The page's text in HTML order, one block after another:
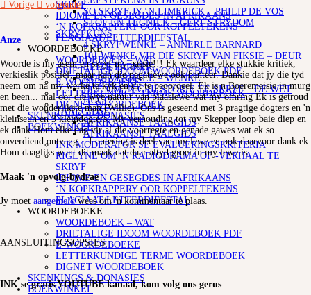
SKRYF
IDIOME EN GESEGDES IN AFRIKAANS
‘N KOPKRAPPERY OOR KOPPELTEKENS
PLAGIAAT/LETTERDIEFSTAL
WOORDEBOEKE
WOORDEBOEK – WAT
DRIETALIGE IDOOM WOORDEBOEK PDF
E-WOORDEBOEKE
LETTERKUNDIGE TERME WOORDEBOEK
DIGNET WOORDEBOEK
SKENKINGS & DONASIES
BOEKWINKEL
SO SKRYF JY ‘N LIMERICK – PHILIP DE VOS
STOF EN TEGNIEK – GERT STRYDOM
SKRYFKUNS
4 SKRYFWENKE – ANNERLE BARNARD
101 WENKE VIR DIE SKRYF VAN FIKSIE – DEUR
ELIZE PARKER
KORTVERHALE – WENKE
HOE OM ‘N GRILSTORIE TE SKRYF – DE WET
HUGO
TAALGIDSE
AFRIKAANSE TAALGIDS
AFRIKAANSE TAALGIDS
INK MODERATOR SE EVALUERINGSKRITERIA
RIGLYNE OM ‘N RADIODRAMA OF -VERHAAL TE
SKRYF
IDIOME EN GESEGDES IN AFRIKAANS
‘N KOPKRAPPERY OOR KOPPELTEKENS
PLAGIAAT/LETTERDIEFSTAL
WOORDEBOEKE
WOORDEBOEK – WAT
DRIETALIGE IDOOM WOORDEBOEK PDF
E-WOORDEBOEKE
LETTERKUNDIGE TERME WOORDEBOEK
DIGNET WOORDEBOEK
SKENKINGS & DONASIES
BOEKWINKEL
Vorige volgende
Anze
Woorde is my asem en skryf my passie!!! Ek waardeer elke stukkie kritiek,
verkieslik positief, maar kan die negatiewe ook hanteer. Dankie dat jy die tyd
neem om na my werke te kyk en dit te beoordeel. Ek is n Boeremeisie in murg
en been... mal oor die wye natuur van plaaslewe wat my omring Ek is getroud
met die wonderlikste man (Willie). Ons is geseend met 3 pragtige dogters en 'n
kleinseun en 3 kleindogters. My verhouding tot my Skepper loop baie diep en
ek dank Hom elke dag vir al die voorregte en genade gawes wat ek so
onverdiend ontvang... Loutering is deel van my lewe en ook daarvoor dank ek
Hom daagliks want dit maak dat daar altyd groei in my lewe is...
Maak 'n opvolg-bydrae
Jy moet aangemeldwees om 'n kommentaar te plaas.
AANSLUITINGSOPSIES
INK se gratis YOUTUBE kanaal, kom volg ons gerus